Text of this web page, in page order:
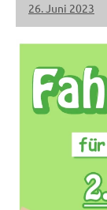
26. Juni 2023
LHL
Keine